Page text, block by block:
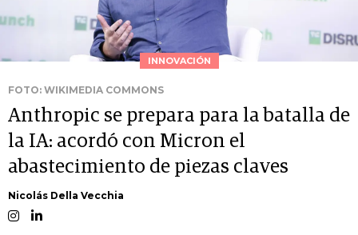
INNOVACIÓN
FOTO: WIKIMEDIA COMMONS
Anthropic se prepara para la batalla de
la IA: acordó con Micron el
abastecimiento de piezas claves
Nicolás Della Vecchia